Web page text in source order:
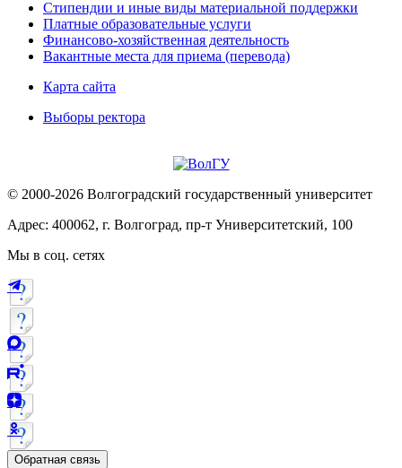
Стипендии и иные виды материальной поддержки
Платные образовательные услуги
Финансово-хозяйственная деятельность
Вакантные места для приема (перевода)
Карта сайта
Выборы ректора
© 2000-2026 Волгоградский государственный университет
Адрес: 400062, г. Волгоград, пр-т Университетский, 100
Мы в соц. сетях
Обратная связь